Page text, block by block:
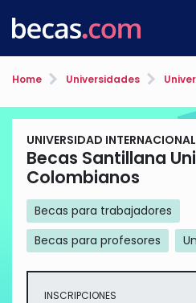
Home Universidades
UNIVERSIDAD
Becas Santillana
Colombianos
Becas para trabajadores
Becas para profesores
INSCRIPCIONES